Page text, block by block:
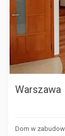
Warszawa
Dom w